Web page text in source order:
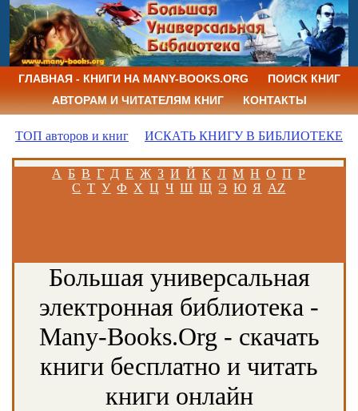
ГЛАВНАЯ - КНИГИ НА MANY-BOOKS.ORG
ПОИСК КНИГ
АВТОРАМ И ЧИТАТЕЛЯМ КНИГ
КОНТАКТЫ
ТОП авторов и книг ИСКАТЬ КНИГУ В БИБЛИОТЕКЕ
А Б В Г Д Е Ж З И Й К Л М Н О П Р
С Т У Ф Х Ц Ч Ш Щ Э Ю Я AZ
Большая универсальная
электронная библиотека -
Many-Books.Org - скачать
книги бесплатно и читать
книги онлайн